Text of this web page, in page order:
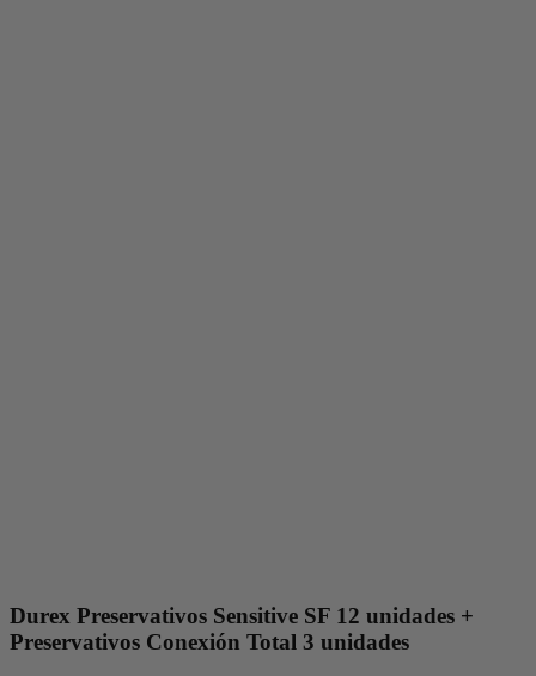
Durex Preservativos Sensitive SF 12 unidades +
Preservativos Conexión Total 3 unidades